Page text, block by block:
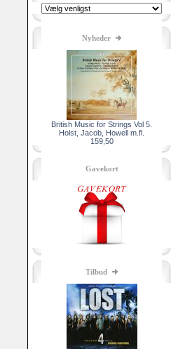
Nyheder
British Music for Strings Vol 5.
Holst, Jacob, Howell m.fl.
159,50
Gavekort
Tilbud